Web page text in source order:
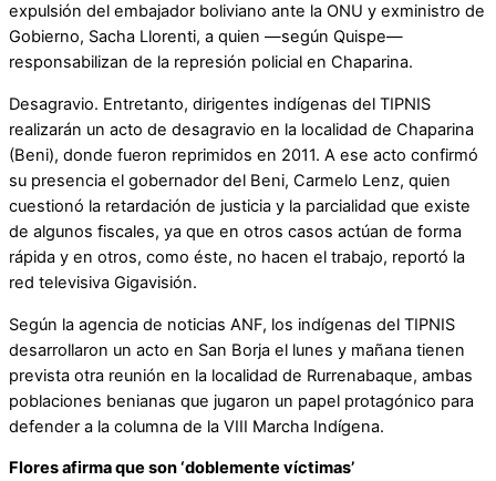
expulsión del embajador boliviano ante la ONU y exministro de
Gobierno, Sacha Llorenti, a quien —según Quispe—
responsabilizan de la represión policial en Chaparina.
Desagravio. Entretanto, dirigentes indígenas del TIPNIS
realizarán un acto de desagravio en la localidad de Chaparina
(Beni), donde fueron reprimidos en 2011. A ese acto confirmó
su presencia el gobernador del Beni, Carmelo Lenz, quien
cuestionó la retardación de justicia y la parcialidad que existe
de algunos fiscales, ya que en otros casos actúan de forma
rápida y en otros, como éste, no hacen el trabajo, reportó la
red televisiva Gigavisión.
Según la agencia de noticias ANF, los indígenas del TIPNIS
desarrollaron un acto en San Borja el lunes y mañana tienen
prevista otra reunión en la localidad de Rurrenabaque, ambas
poblaciones benianas que jugaron un papel protagónico para
defender a la columna de la VIII Marcha Indígena.
Flores afirma que son ‘doblemente víctimas’